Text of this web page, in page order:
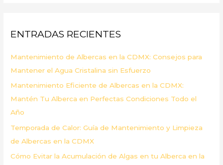
r
o
r
:
ENTRADAS RECIENTES
Mantenimiento de Albercas en la CDMX: Consejos para
Mantener el Agua Cristalina sin Esfuerzo
Mantenimiento Eficiente de Albercas en la CDMX:
Mantén Tu Alberca en Perfectas Condiciones Todo el
Año
Temporada de Calor: Guía de Mantenimiento y Limpieza
de Albercas en la CDMX
Cómo Evitar la Acumulación de Algas en tu Alberca en la